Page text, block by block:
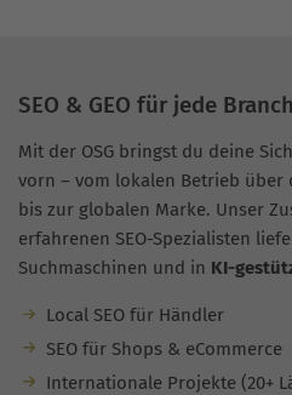
SEO & GEO für jede
Mit der OSG bringst du deine
vorn – vom lokalen Betrieb über
bis zur globalen Marke. Unser
erfahrenen SEO-Spezialisten
Suchmaschinen und in KI-
Local SEO für Händler
SEO für Shops & eCommerce
Internationale Projekte (20+